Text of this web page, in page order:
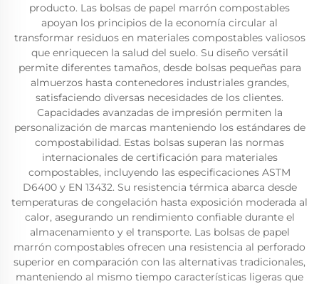
producto. Las bolsas de papel marrón compostables
apoyan los principios de la economía circular al
transformar residuos en materiales compostables valiosos
que enriquecen la salud del suelo. Su diseño versátil
permite diferentes tamaños, desde bolsas pequeñas para
almuerzos hasta contenedores industriales grandes,
satisfaciendo diversas necesidades de los clientes.
Capacidades avanzadas de impresión permiten la
personalización de marcas manteniendo los estándares de
compostabilidad. Estas bolsas superan las normas
internacionales de certificación para materiales
compostables, incluyendo las especificaciones ASTM
D6400 y EN 13432. Su resistencia térmica abarca desde
temperaturas de congelación hasta exposición moderada al
calor, asegurando un rendimiento confiable durante el
almacenamiento y el transporte. Las bolsas de papel
marrón compostables ofrecen una resistencia al perforado
superior en comparación con las alternativas tradicionales,
manteniendo al mismo tiempo características ligeras que